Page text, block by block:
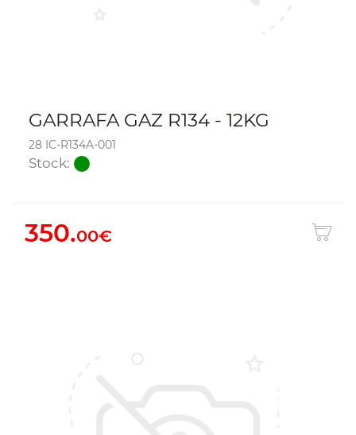
GARRAFA GAZ R134 - 12KG
28 IC-R134A-001
Stock:
350.00€